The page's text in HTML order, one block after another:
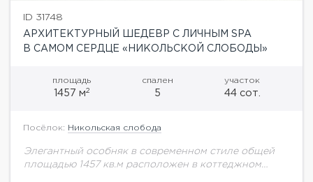
ID 31748
АРХИТЕКТУРНЫЙ ШЕДЕВР С ЛИЧНЫМ SPA
В САМОМ СЕРДЦЕ «НИКОЛЬСКОЙ СЛОБОДЫ»
площадь
1457 м2
спален
5
участок
44 сот.
Посёлок: Никольская слобода
Элегантный особняк в современном стиле общей
площадью 1457 кв.м расположен в коттеджном